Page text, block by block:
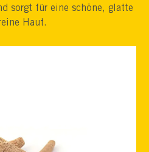
sorgt für eine schöne, glatte
Haut.